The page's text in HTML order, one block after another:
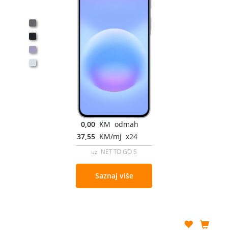
0,00 KM odmah
37,55 KM/mj x24
uz NET TO GO S
Saznaj više